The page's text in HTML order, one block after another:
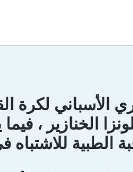
الأسباني لكرة
الخنازير ، فيما
الطبية